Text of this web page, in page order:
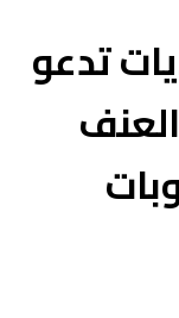
تدعو